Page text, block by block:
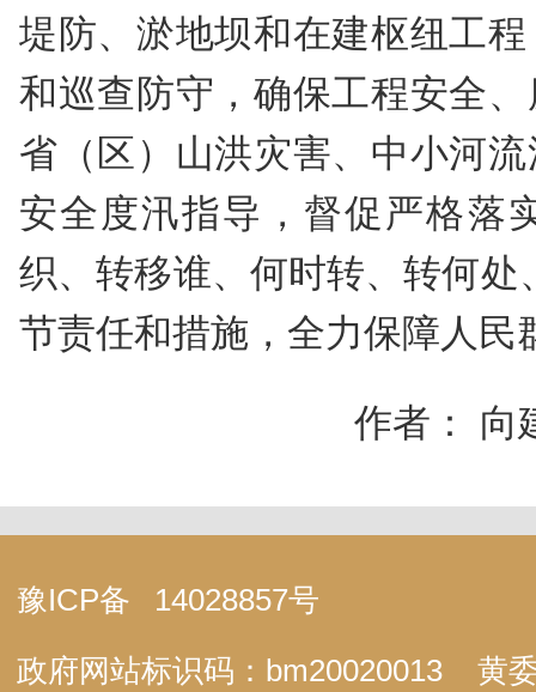
堤防、淤地坝和在建枢纽工
和巡查防守，确保工程安全
省（区 ） 山洪灾害、中小河
安全度汛指导，督促严格落
织、转移谁、何时转、转何处
节责任和措施，全力保障人民
作者：
豫ICP备
14028857号
政府网站标识码：bm20020013
黄